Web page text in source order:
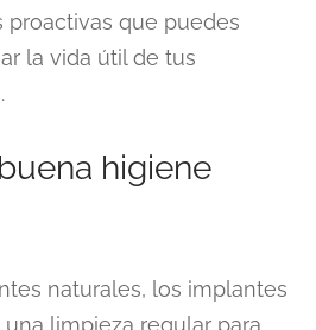
proactivas que puedes
la vida útil de tus
higiene
naturales, los implantes
limpieza regular para